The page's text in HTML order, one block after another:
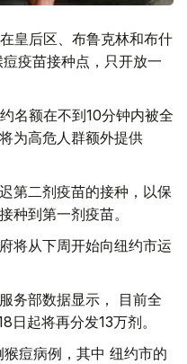
皇后区、布鲁克林和布什
疫苗接种点，只开放一
名额在不到10分钟内被全
为高危人群额外提供
第二剂疫苗的接种，以保
种到第一剂疫苗。
将从下周开始向纽约市运
务部数据显示， 目前全
日起将再分发13万剂。
痘病例，其中 纽约市的